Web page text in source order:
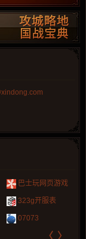
巴士玩网页游戏
323g开服表
07073
〈 〉